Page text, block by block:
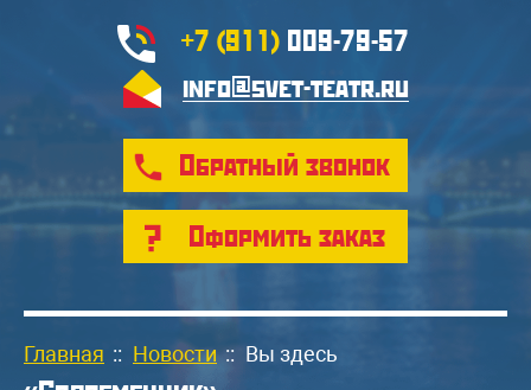
+7 (911) 009-79-57
info@svet-teatr.ru
Обратный звонок
Оформить заказ
Главная :: Новости :: Вы здесь